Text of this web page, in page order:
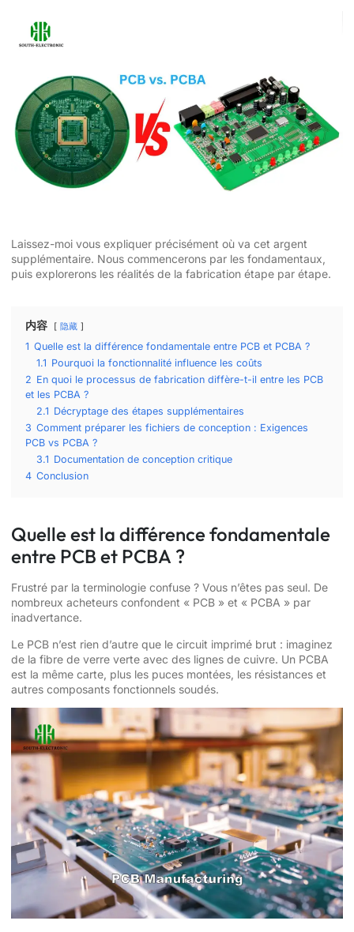
Laissez-moi vous expliquer précisément où va cet argent
supplémentaire. Nous commencerons par les fondamentaux,
puis explorerons les réalités de la fabrication étape par étape.
内容 隐藏
1 Quelle est la différence fondamentale entre PCB et PCBA ?
1.1 Pourquoi la fonctionnalité influence les coûts
2 En quoi le processus de fabrication diffère-t-il entre les PCB
et les PCBA ?
2.1 Décryptage des étapes supplémentaires
3 Comment préparer les fichiers de conception : Exigences
PCB vs PCBA ?
3.1 Documentation de conception critique
4 Conclusion
Quelle est la différence fondamentale
entre PCB et PCBA ?
Frustré par la terminologie confuse ? Vous n’êtes pas seul. De
nombreux acheteurs confondent « PCB » et « PCBA » par
inadvertance.
Le PCB n’est rien d’autre que le circuit imprimé brut : imaginez
de la fibre de verre verte avec des lignes de cuivre. Un PCBA
est la même carte, plus les puces montées, les résistances et
autres composants fonctionnels soudés.